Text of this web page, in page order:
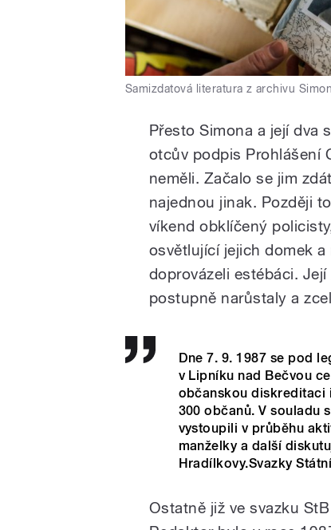
Samizdatová literatura z archivu
Přesto Simona a její dva
otcův podpis Prohlášení
neměli. Začalo se jim
najednou jinak. Později
víkend obklíčený
osvětlující jejich domek
doprovázeli estébáci.
postupně narůstaly a
Dne 7. 9. 1987 se pod
v Lipníku nad Bečvou
občanskou diskreditaci
300 občanů. V souladu
vystoupili v průběhu
manželky a další
Hradílkovy.Svazky
Ostatně již ve svazku